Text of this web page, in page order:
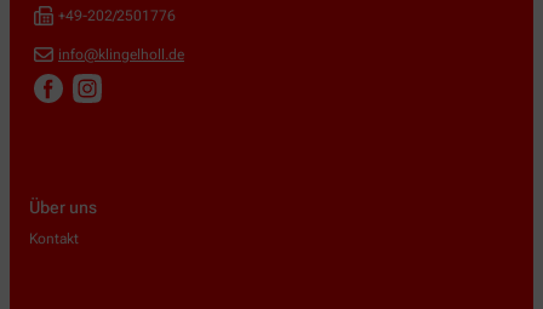
+49-202/2501776
info@klingelholl.de
Über uns
Kontakt